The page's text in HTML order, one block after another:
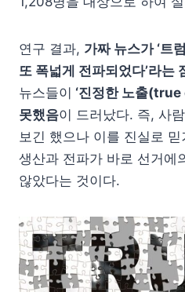
연구 결과, 가짜 뉴스가 ‘트
또 폭넓게 전파되었다’라는
뉴스들이 ‘진정한 노출
못했음이 드러났다. 즉, 사
보긴 했으나 이를 진실로
생산과 전파가 바로 선거에
않았다는 것이다.